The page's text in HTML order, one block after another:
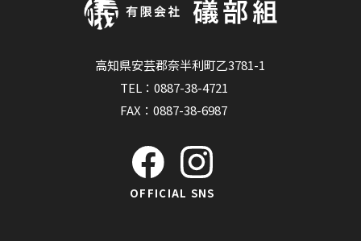
高知県安芸郡奈半利町乙3781-1
TEL：0887-38-4721
FAX：0887-38-6987
OFFICIAL SNS